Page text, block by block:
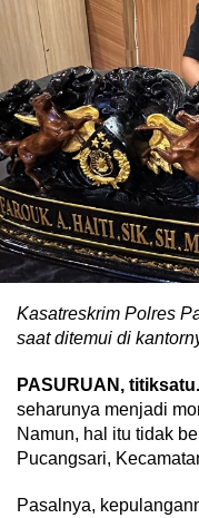
Kasatreskrim Polres
saat ditemui di
PASURUAN,
seharunya menjadi
Namun, hal itu tidak
Pucangsari,
Pasalnya,